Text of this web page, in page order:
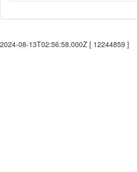
2024-08-13T02:56:58.000Z [ 12244859 ]